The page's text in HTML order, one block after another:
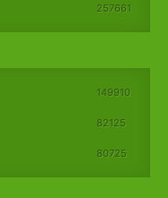
257661
149910
82125
80725